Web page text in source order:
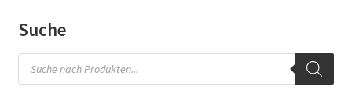
Suche
Products
search